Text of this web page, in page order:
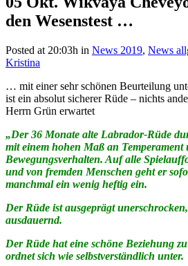
den Wesenstest …
Posted at 20:03h in News 2019, News
Kristina
… mit einer sehr schönen Beurteilung
ist ein absolut sicherer Rüde – nichts
Herrn Grün erwartet
„Der 36 Monate alte Labrador-Rüde
mit einem hohen Maß an Temperament
Bewegungsverhalten. Auf alle
und von fremden Menschen geht er
manchmal ein wenig heftig ein.
Der Rüde ist ausgeprägt
ausdauernd.
Der Rüde hat eine schöne Beziehung
ordnet sich wie selbstverständlich unter.